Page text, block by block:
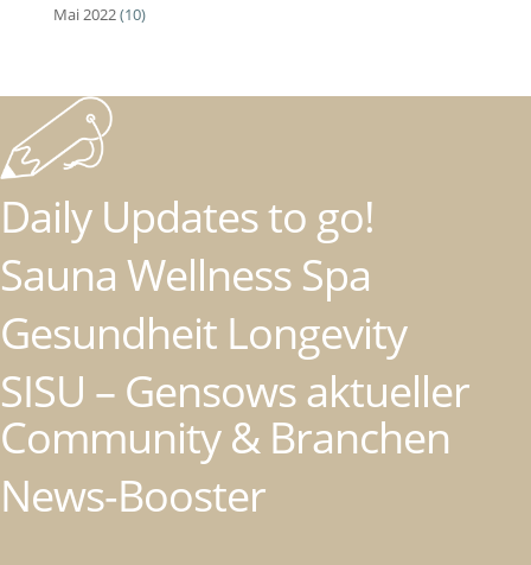
Mai 2022(10)
Daily Updates to go!
Sauna Wellness Spa
Gesundheit Longevity
SISU – Gensows aktueller
Community & Branchen
News-Booster